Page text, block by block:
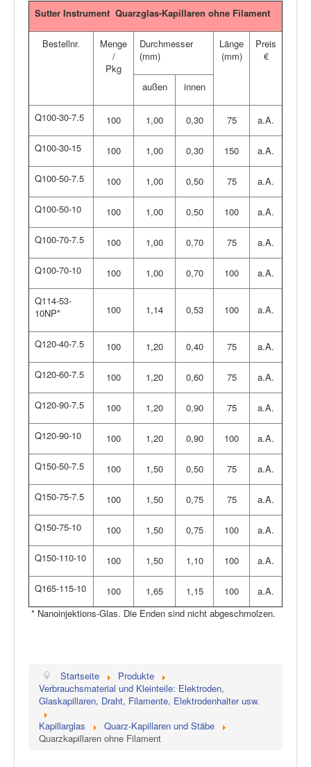
Sutter Instrument Quarzglas-Kapillaren ohne Filament
Bestellnr.
Menge
/
Pkg
Durchmesser
(mm)
Länge
(mm)
Preis
€
außen innen
Q100-30-7.5 100 1,00 0,30 75 a.A.
Q100-30-15 100 1,00 0,30 150 a.A.
Q100-50-7.5 100 1,00 0,50 75 a.A.
Q100-50-10 100 1,00 0,50 100 a.A.
Q100-70-7.5 100 1,00 0,70 75 a.A.
Q100-70-10 100 1,00 0,70 100 a.A.
Q114-53-
10NP*
100 1,14 0,53 100 a.A.
Q120-40-7.5 100 1,20 0,40 75 a.A.
Q120-60-7.5 100 1,20 0,60 75 a.A.
Q120-90-7.5 100 1,20 0,90 75 a.A.
Q120-90-10 100 1,20 0,90 100 a.A.
Q150-50-7.5 100 1,50 0,50 75 a.A.
Q150-75-7.5 100 1,50 0,75 75 a.A.
Q150-75-10 100 1,50 0,75 100 a.A.
Q150-110-10 100 1,50 1,10 100 a.A.
Q165-115-10 100 1,65 1,15 100
a.A.
* Nanoinjektions-Glas. Die Enden sind nicht abgeschmolzen.
Startseite
Produkte
Verbrauchsmaterial und Kleinteile: Elektroden,
Glaskapillaren, Draht, Filamente, Elektrodenhalter usw.
Kapillarglas
Quarz-Kapillaren und Stäbe
Quarzkapillaren ohne Filament